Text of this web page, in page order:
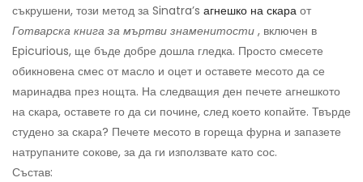
съкрушени, този метод за Sinatra’s агнешко на скара от
Готварска книга за мъртви знаменитости , включен в
Epicurious, ще бъде добре дошла гледка. Просто смесете
обикновена смес от масло и оцет и оставете месото да се
маринадва през нощта. На следващия ден печете агнешкото
на скара, оставете го да си почине, след което копайте. Твърде
студено за скара? Печете месото в гореща фурна и запазете
натрупаните сокове, за да ги използвате като сос.
Състав: